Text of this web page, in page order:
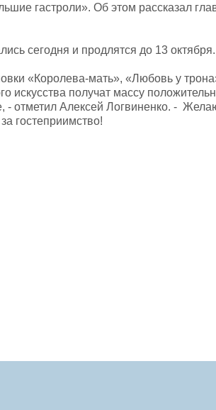
гастроли». Об этом рассказал
сегодня и продлятся до 13 октября.
«Королева-мать», «Любовь у
искусства получат массу
- отметил Алексей Логвиненко. -
гостеприимство!